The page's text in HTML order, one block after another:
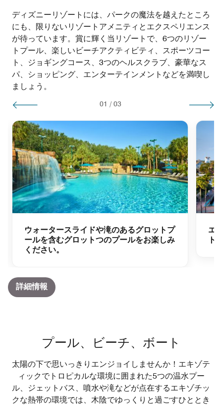
ディズニーリゾートには、パークの魔法を越えたところ
にも、限りないリゾートアメニティとエクスペリエンス
が待っています。賞に輝く当リゾートで、6つのリゾー
トプール、楽しいビーチアクティビティ、スポーツコー
ト、ジョギングコース、3つのヘルスクラブ、豪華なス
パ、ショッピング、エンターテインメントなどを満喫し
ましょう。
01 / 03
ウォータースライドや滝のあるグロットプ
ールを含むグロットつのプールをお楽しみ
ください。
エ
ト
詳細情報
プール、ビーチ、ボート
太陽の下で思いっきりエンジョイしませんか！エキゾテ
ィックでトロピカルな環境に囲まれた5つの温水プー
ル、ジェットバス、噴水や滝などが点在するエキゾチッ
クな熱帯の環境では、木陰でゆっくりと過ごすひととき